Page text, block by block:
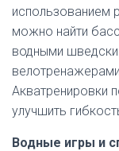
использованием
можно найти
водными
Акватренировки
улучшить
Водные игры и